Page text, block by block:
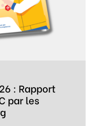
: Rapport
par les